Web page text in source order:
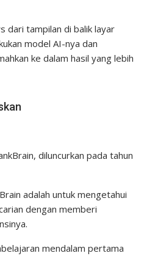
dari tampilan di balik layar
model AI-nya dan
ke dalam hasil yang lebih
diluncurkan pada tahun
adalah untuk mengetahui
dengan memberi
mendalam pertama